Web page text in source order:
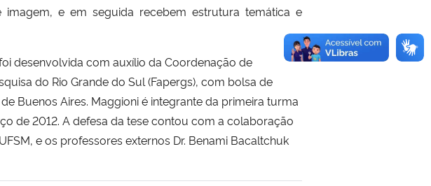
e em seguida recebem estrutura temática e
desenvolvida com auxílio da Coordenação de
do Rio Grande do Sul (Fapergs), com bolsa de
Buenos Aires. Maggioni é integrante da primeira turma
de 2012. A defesa da tese contou com a colaboração
e os professores externos Dr. Benami Bacaltchuk